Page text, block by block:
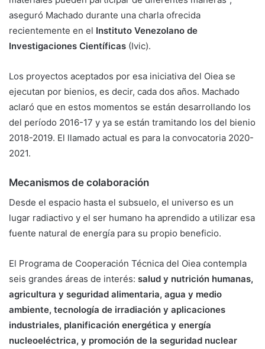
aseguró Machado durante una charla ofrecida
recientemente en el Instituto Venezolano de
Investigaciones Científicas (Ivic).
Los proyectos aceptados por esa iniciativa del Oiea se
ejecutan por bienios, es decir, cada dos años. Machado
aclaró que en estos momentos se están desarrollando los
del período 2016-17 y ya se están tramitando los del bienio
2018-2019. El llamado actual es para la convocatoria 2020-
2021.
Mecanismos de colaboración
Desde el espacio hasta el subsuelo, el universo es un
lugar radiactivo y el ser humano ha aprendido a utilizar esa
fuente natural de energía para su propio beneficio.
El Programa de Cooperación Técnica del Oiea contempla
seis grandes áreas de interés: salud y nutrición humanas,
agricultura y seguridad alimentaria, agua y medio
ambiente, tecnología de irradiación y aplicaciones
industriales, planificación energética y energía
nucleoeléctrica, y promoción de la seguridad nuclear